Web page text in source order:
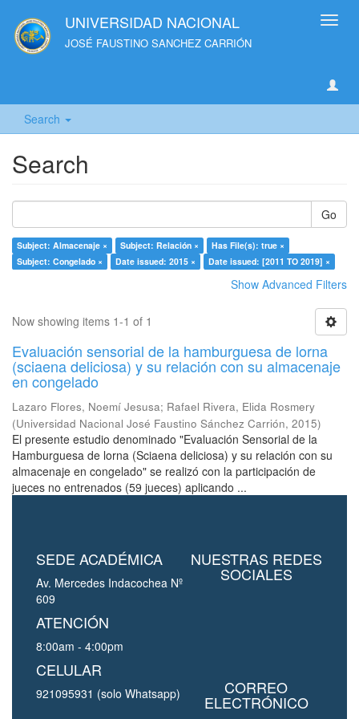
UNIVERSIDAD NACIONAL
JOSÉ FAUSTINO SANCHEZ CARRIÓN
Search
Search
Go
Subject: Almacenaje × Subject: Relación ×
Has File(s): true ×
Subject: Congelado ×
Date issued: 2015 × Date issued: [2011 TO 2019] ×
Show Advanced Filters
Now showing items 1-1 of 1
Evaluación sensorial de la hamburguesa de lorna
(sciaena deliciosa) y su relación con su almacenaje
en congelado
Lazaro Flores, Noemí Jesusa; Rafael Rivera, Elida Rosmery
(Universidad Nacional José Faustino Sánchez Carrión, 2015)
El presente estudio denominado "Evaluación Sensorial de la
Hamburguesa de lorna (Sciaena deliciosa) y su relación con su
almacenaje en congelado" se realizó con la participación de
jueces no entrenados (59 jueces) aplicando ...
SEDE ACADÉMICA
Av. Mercedes Indacochea Nº
609
ATENCIÓN
8:00am - 4:00pm
CELULAR
921095931 (solo Whatsapp)
NUESTRAS REDES
SOCIALES
CORREO
ELECTRÓNICO